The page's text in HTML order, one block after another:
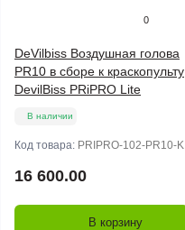
0
DeVilbiss Воздушная голова
PR10 в сборе к краскопульту
DevilBiss PRiPRO Lite
В наличии
Код товара: PRIPRO-102-PR10-K
16 600.00
В корзину